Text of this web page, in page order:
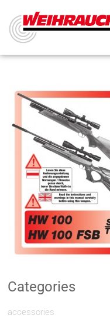
Categories
accessories